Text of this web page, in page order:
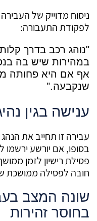
לפקודת התעבורה:
"נוהג רכב בדרך
במהירות שיש בה
אף אם היא פחותה
שנקבעה."
ענישה בגין
עבירה זו תחייב את
פסילת רישיון לזמן
חובה לפסילה ממושכת של 90
שונה המצב
בחוסר זהירות